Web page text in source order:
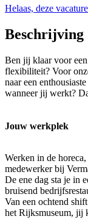
Helaas, deze
Beschrijving
Ben jij klaar voor
flexibiliteit? Voor
naar een
wanneer jij werkt?
Jouw werkplek
Werken in de
medewerker bij
De ene dag sta je in
bruisend
Van een ochtend
het Rijksmuseum, jij